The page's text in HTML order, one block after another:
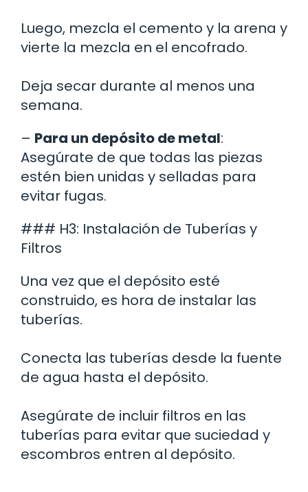
Luego, mezcla el cemento y la arena y
vierte la mezcla en el encofrado.
Deja secar durante al menos una
semana.
– Para un depósito de metal:
Asegúrate de que todas las piezas
estén bien unidas y selladas para
evitar fugas.
### H3: Instalación de Tuberías y
Filtros
Una vez que el depósito esté
construido, es hora de instalar las
tuberías.
Conecta las tuberías desde la fuente
de agua hasta el depósito.
Asegúrate de incluir filtros en las
tuberías para evitar que suciedad y
escombros entren al depósito.